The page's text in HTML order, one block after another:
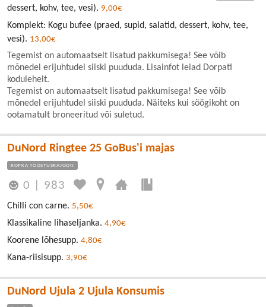
dessert, kohv, tee, vesi). 9,00€
Komplekt: Kogu bufee (praed, supid, salatid, dessert, kohv, tee,
vesi). 13,00€
Tegemist on automaatselt lisatud pakkumisega! See võib
mõnedel erijuhtudel siiski puududa. Lisainfot leiad Dorpati
kodulehelt.
Tegemist on automaatselt lisatud pakkumisega! See võib
mõnedel erijuhtudel siiski puududa. Näiteks kui söögikoht on
ootamatult broneeritud või suletud.
DuNord Ringtee 25 GoBus'i majas
ROPKA TÖÖSTUSRAJOON
0 983
Chilli con carne. 5,50€
Klassikaline lihaseljanka. 4,90€
Koorene lõhesupp. 4,80€
Kana-riisisupp. 3,90€
DuNord Ujula 2 Ujula Konsumis